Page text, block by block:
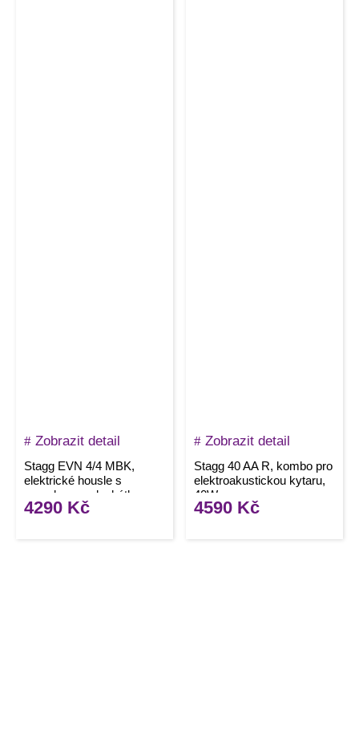
Zobrazit detail
Stagg EVN 4/4 MBK,
elektrické housle s
pouzdrem a sluchátky,
černá metalíza
4290 Kč
Zobrazit detail
Stagg 40 AA R, kombo pro
elektroakustickou kytaru,
40W
4590 Kč